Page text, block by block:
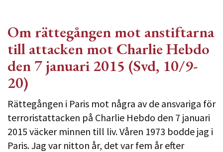
Om rättegången mot anstiftarna
till attacken mot Charlie Hebdo
den 7 januari 2015 (Svd, 10/9-
20)
Rättegången i Paris mot några av de ansvariga för
terroristattacken på Charlie Hebdo den 7 januari
2015 väcker minnen till liv. Våren 1973 bodde jag i
Paris. Jag var nitton år, det var fem år efter